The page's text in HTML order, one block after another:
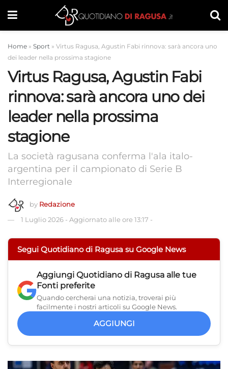
Home » Sport » Virtus Ragusa, Agustin Fabi rinnova: sarà ancora uno
dei leader nella prossima stagione
Virtus Ragusa, Agustin Fabi
rinnova: sarà ancora uno dei
leader nella prossima
stagione
La società ragusana conferma l'ala italo-
argentina per il campionato di Serie B
Interregionale
by Redazione
1 Luglio 2026 - Aggiornato alle ore 13:17 -
Segui Quotidiano di Ragusa su Google News
Aggiungi Quotidiano di Ragusa alle tue
Fonti preferite
Quando cercherai una notizia, troverai più
facilmente i nostri articoli su Google News.
AGGIUNGI